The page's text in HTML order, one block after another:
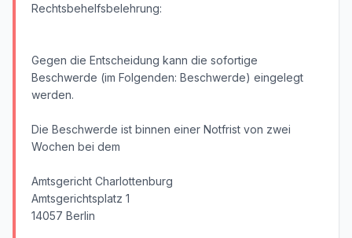
Rechtsbehelfsbelehrung:
Gegen die Entscheidung kann die sofortige
Beschwerde (im Folgenden: Beschwerde) eingelegt
werden.
Die Beschwerde ist binnen einer Notfrist von zwei
Wochen bei dem
Amtsgericht Charlottenburg
Amtsgerichtsplatz 1
14057 Berlin